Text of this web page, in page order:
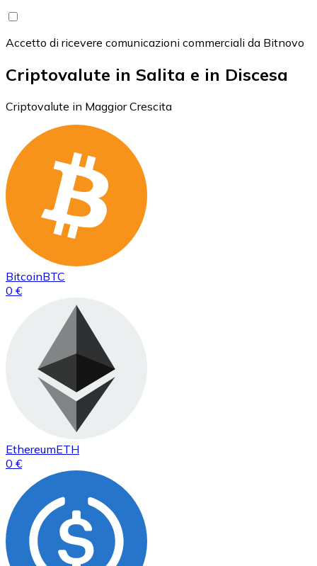
Accetto di ricevere comunicazioni commerciali da Bitnovo
Criptovalute in Salita e in Discesa
Criptovalute in Maggior Crescita
BitcoinBTC
0 €
EthereumETH
0 €